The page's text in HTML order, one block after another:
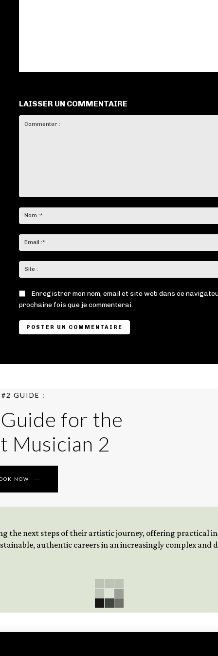
LAISSER UN COMMENTAIRE
Enregistrer mon nom, email et site web dans ce
prochaine fois que je commenterai.
GUIDE :
for the
Musician 2
NOW
the next steps of their artistic journey, offering practical
authentic careers in an increasingly complex and